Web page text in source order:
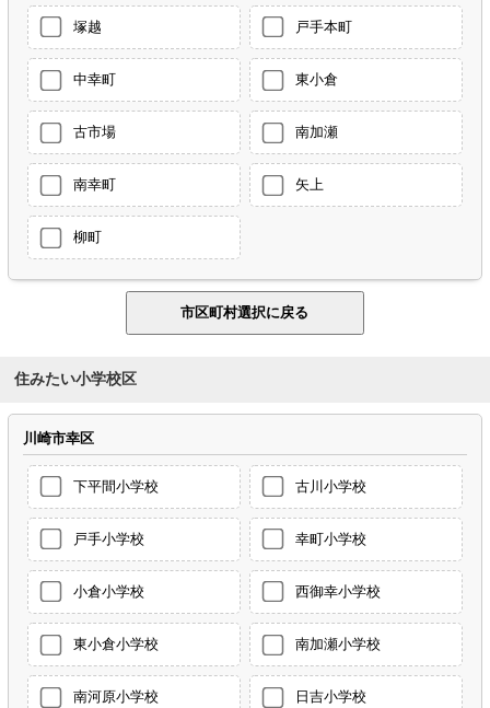
塚越 戸手本町
中幸町 東小倉
古市場 南加瀬
南幸町 矢上
柳町
住みたい小学校区
川崎市幸区
下平間小学校 古川小学校
戸手小学校 幸町小学校
小倉小学校 西御幸小学校
東小倉小学校 南加瀬小学校
南河原小学校 日吉小学校